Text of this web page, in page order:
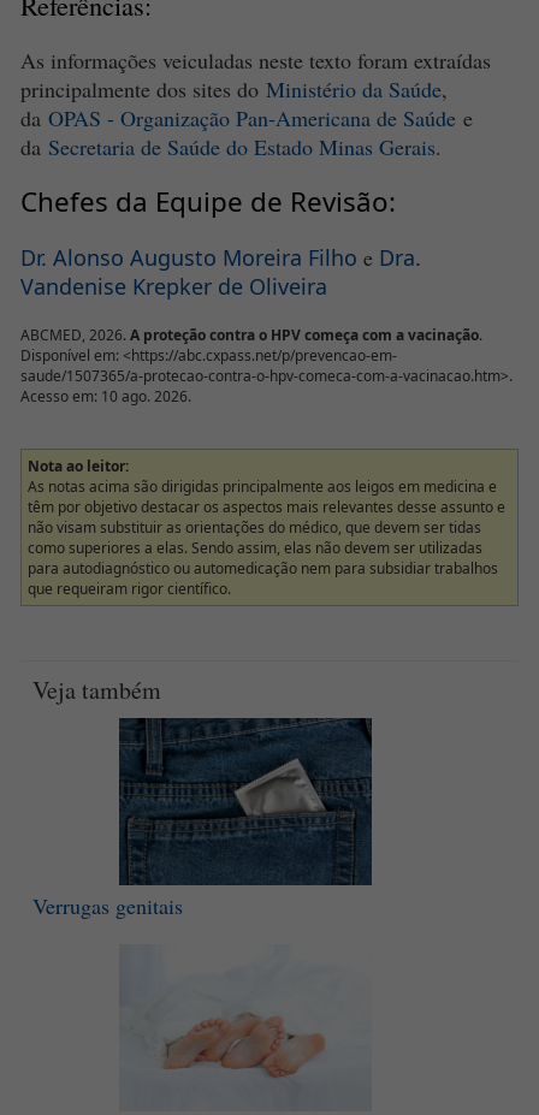
As informações veiculadas neste texto foram extraídas
principalmente dos sites do Ministério da Saúde,
da OPAS - Organização Pan-Americana de Saúde e
da Secretaria de Saúde do Estado Minas Gerais.
Chefes da Equipe de Revisão:
Dr. Alonso Augusto Moreira Filho e Dra.
Vandenise Krepker de Oliveira
ABCMED, 2026. A proteção contra o HPV começa com a vacinação.
Disponível em: <https://abc.cxpass.net/p/prevencao-em-
saude/1507365/a-protecao-contra-o-hpv-comeca-com-a-vacinacao.htm>.
Acesso em: 10 ago. 2026.
Nota ao leitor:
As notas acima são dirigidas principalmente aos leigos em medicina e
têm por objetivo destacar os aspectos mais relevantes desse assunto e
não visam substituir as orientações do médico, que devem ser tidas
como superiores a elas. Sendo assim, elas não devem ser utilizadas
para autodiagnóstico ou automedicação nem para subsidiar trabalhos
que requeiram rigor científico.
Veja também
Verrugas genitais